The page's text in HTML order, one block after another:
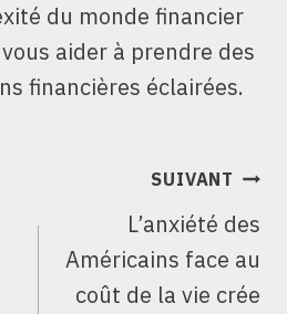
du monde financier
aider à prendre des
financières éclairées.
SUIVANT
L’anxiété des
Américains face au
coût de la vie crée